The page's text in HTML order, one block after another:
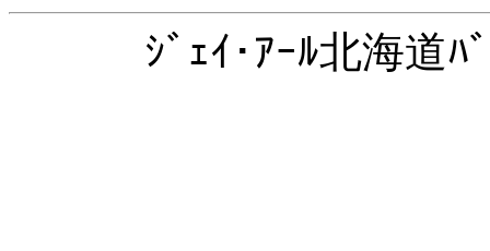
ｼﾞｪｲ･ｱｰﾙ北海道